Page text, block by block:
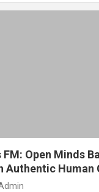
FM: Open Minds
Authentic Human